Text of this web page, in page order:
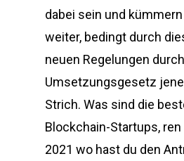
dabei sein und
weiter, bedingt durch
neuen Regelungen
Umsetzungsgesetz
Strich. Was sind die
Blockchain-Startups,
2021 wo hast du den